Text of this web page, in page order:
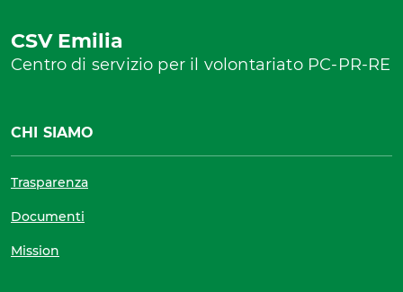
CSV Emilia
Centro di servizio per il volontariato PC-PR-RE
CHI SIAMO
Trasparenza
Documenti
Mission